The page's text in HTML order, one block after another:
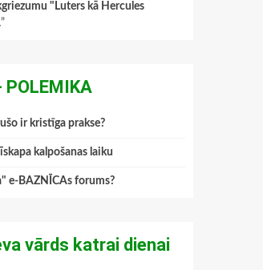
"Luters kā Hercules
”
POLEMIKA
ir kristīga prakse?
kalpošanas laiku
e-BAZNĪCAs forums?
vārds katrai dienai